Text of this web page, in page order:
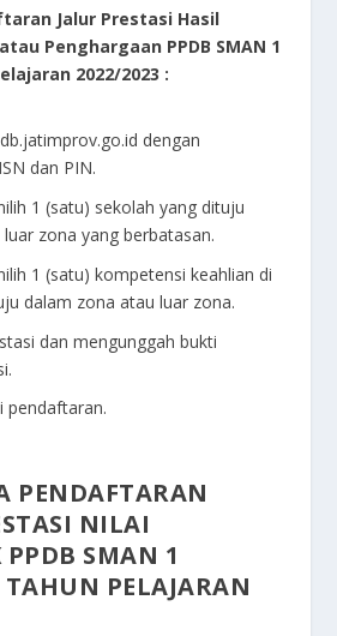
Jalur Prestasi Hasil
Penghargaan PPDB SMAN 1
2022/2023 :
dengan
dan PIN.
1 (satu) sekolah yang dituju
zona yang berbatasan.
1 (satu) kompetensi keahlian di
dalam zona atau luar zona.
dan mengunggah bukti
pendaftaran.
PENDAFTARAN
NILAI
SMAN 1
TAHUN PELAJARAN